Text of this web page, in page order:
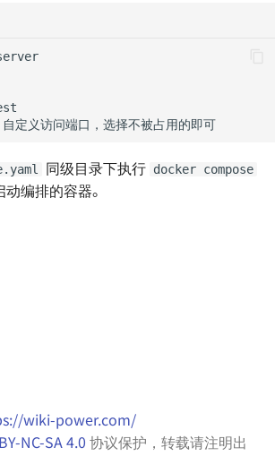
系图
控
使用
加特效
微信
的文字
轨
片
同级目录下执行 docker compose
编排的容器。
wiki-power.com/
NC-SA 4.0 协议保护，转载请注明出